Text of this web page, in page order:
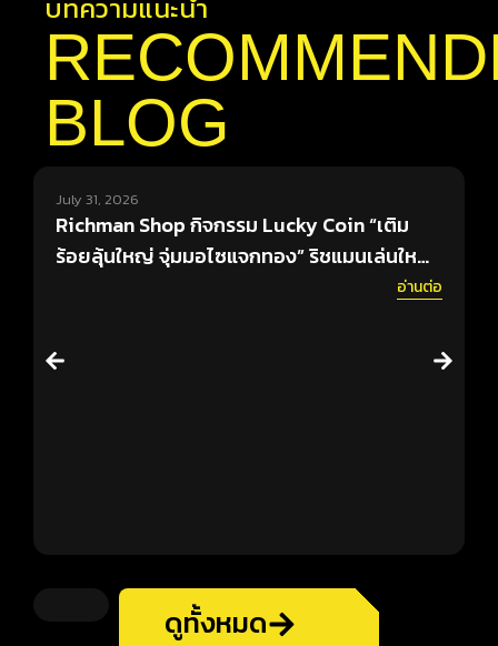
บทความแนะนำ
BLOG
July 31, 2026
Richman Shop กิจกรรม Lucky Coin “เติม
ร้อยลุ้นใหญ่ จุ่มมอไซแจกทอง” ริชแมนเล่นใหญ่!
ฉลองทะลุล้าน USER เติมเกมหลักร้อย…แต่ได้อ่านต่อ
ดูทั้งหมด